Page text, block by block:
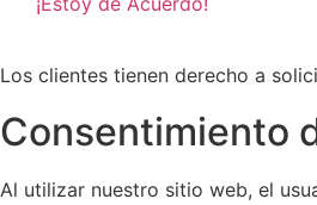
Los clientes tienen derecho a
Consentimiento
Al utilizar nuestro sitio web, el